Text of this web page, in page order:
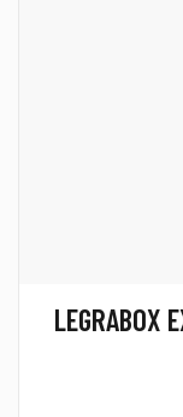
LEGRABOX